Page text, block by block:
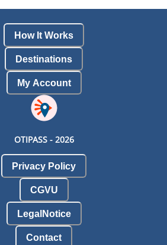
How It Works
Destinations
My Account
OTIPASS - 2026
Privacy Policy
CGVU
LegalNotice
Contact